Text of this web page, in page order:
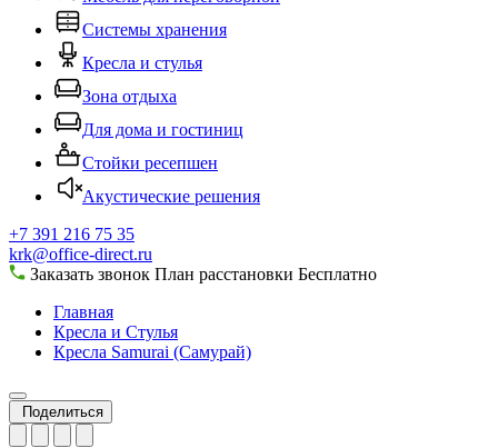
Системы хранения
Кресла и стулья
Зона отдыха
Для дома и гостиниц
Стойки ресепшен
Акустические решения
+7 391 216 75 35
krk@office-direct.ru
Заказать звонок План расстановки Бесплатно
Главная
Кресла и Стулья
Кресла Samurai (Самурай)
Поделиться